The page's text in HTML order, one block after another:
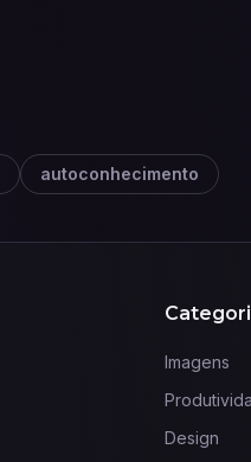
autoconhecimento
Imagens
Design